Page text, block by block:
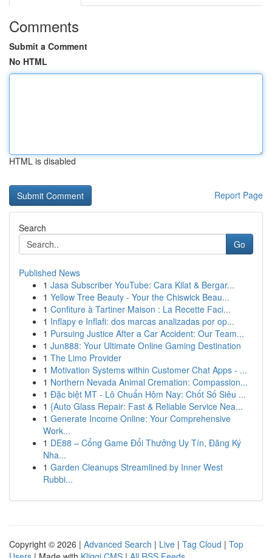
Comments
Submit a Comment
No HTML
HTML is disabled
Report Page
Search
Go
Published News
1 Jasa Subscriber YouTube: Cara Kilat & Bergar...
1 Yellow Tree Beauty - Your the Chiswick Beau...
1 Confiture à Tartiner Maison : La Recette Faci...
1 Inflapy e Inflafi: dos marcas analizadas por op...
1 Pursuing Justice After a Car Accident: Our Team...
1 Jun888: Your Ultimate Online Gaming Destination
1 The Limo Provider
1 Motivation Systems within Customer Chat Apps - ...
1 Northern Nevada Animal Cremation: Compassion...
1 Đặc biệt MT - Lô Chuẩn Hôm Nay: Chốt Số Siêu ...
1 {Auto Glass Repair: Fast & Reliable Service Nea...
1 Generate Income Online: Your Comprehensive
Work...
1 DE88 – Cổng Game Đổi Thưởng Uy Tín, Đăng Ký
Nha...
1 Garden Cleanups Streamlined by Inner West
Rubbi...
Copyright © 2026 | Advanced Search | Live | Tag Cloud | Top